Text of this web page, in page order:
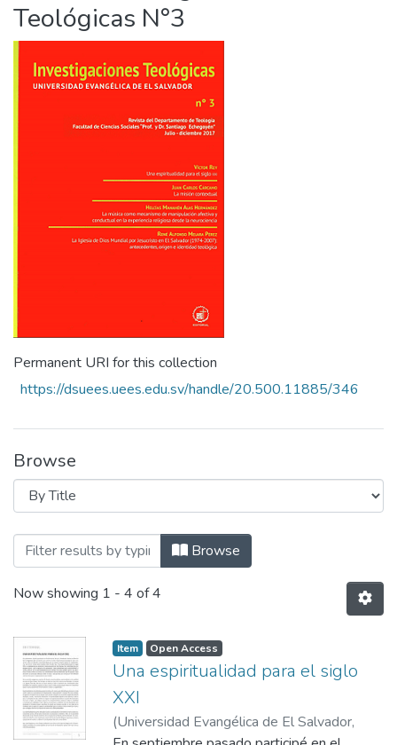
Teológicas N°3
Permanent URI for this collection
https://dsuees.uees.edu.sv/handle/20.500.11885/346
Browse
Browsing Revista Investigaciones
Browse
Now showing 1 - 4 of 4
Item Open Access
Una espiritualidad para el siglo
XXI
(Universidad Evangélica de El Salvador,